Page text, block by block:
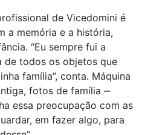
de Vicedomini é
a memória e a história,
“Eu sempre fui a
de todos os objetos que
família”, conta. Máquina
fotos de família ‒
essa preocupação com as
em fazer algo, para